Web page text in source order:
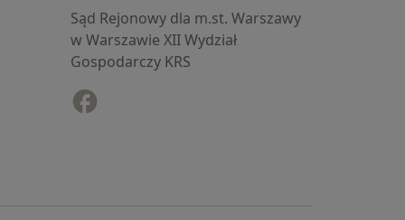
Sąd Rejonowy dla m.st. Warszawy
w Warszawie XII Wydział
Gospodarczy KRS